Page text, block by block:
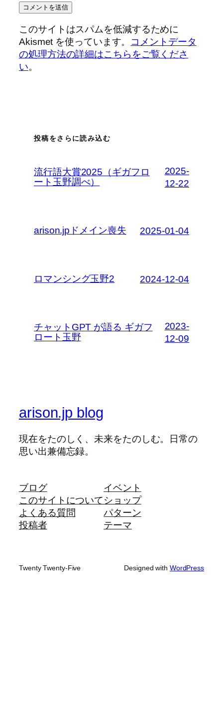
このサイトはスパムを低減するために
Akismet を使っています。
コメントデータ
の処理方法の詳細はこちらをご覧くださ
い。
投稿をさらに読み込む
流行語大賞2025（ギガフロ
ート玉野調べ）
2025-
12-22
arison.jpドメイン喪失 2025-01-04
ロマンシング玉野2 2024-12-04
チャットGPT が語る ギガフ
ロート玉野
2023-
12-09
arison.jp blog
現在をたのしく、未来をたのしむ。日常の
思い出兼備忘録。
ブログ
このサイトについて
よくある質問
投稿者
イベント
ショップ
パターン
テーマ
Twenty Twenty-Five Designed with WordPress